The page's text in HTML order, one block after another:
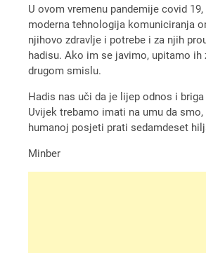
U ovom vremenu pandemije covid
moderna tehnologija komuniciranja
njihovo zdravlje i potrebe i za njih
hadisu. Ako im se javimo, upitamo
drugom smislu.
Hadis nas uči da je lijep odnos i
Uvijek trebamo imati na umu da
humanoj posjeti prati sedamdeset
Minber